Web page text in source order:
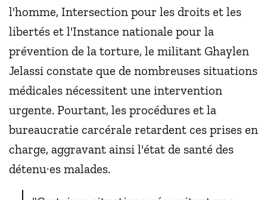
l'homme, Intersection pour les droits et les
libertés et l'Instance nationale pour la
prévention de la torture, le militant Ghaylen
Jelassi constate que de nombreuses situations
médicales nécessitent une intervention
urgente. Pourtant, les procédures et la
bureaucratie carcérale retardent ces prises en
charge, aggravant ainsi l'état de santé des
détenu·es malades.